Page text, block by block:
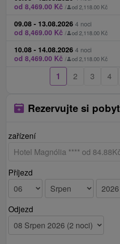
od 8,469.00 Kč / od 2,118.00 Kč
09.08 - 13.08.2026 4 noci
od 8,469.00 Kč / od 2,118.00 Kč
10.08 - 14.08.2026 4 noci
od 8,469.00 Kč / od 2,118.00 Kč
1 2 3 4
Rezervujte si pobyt
zařízení
Příjezd
Odjezd